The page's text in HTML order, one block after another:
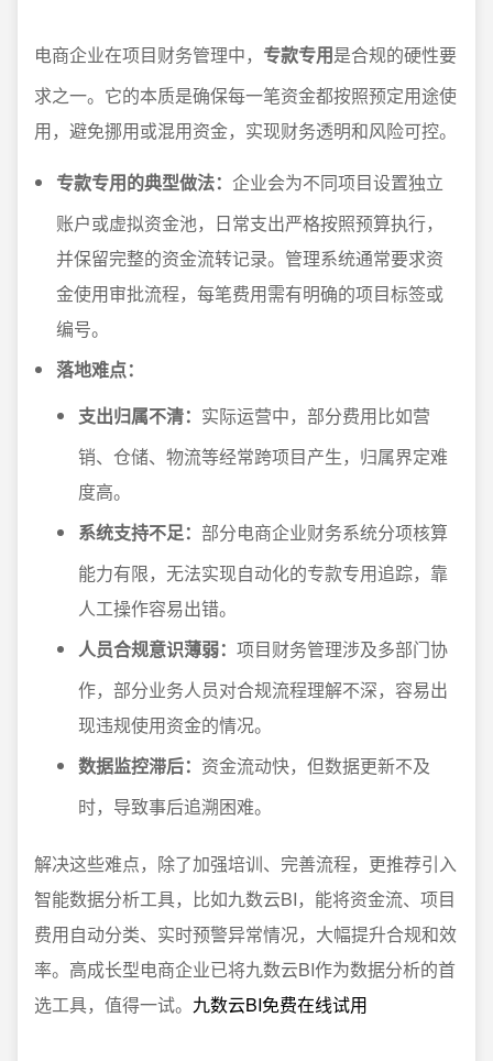
电商企业在项目财务管理中， 专款专用是合规的硬性要
求之一。它的本质是确保每一笔资金都按照预定用途使
用，避免挪用或混用资金，实现财务透明和风险可控。
专款专用的典型做法： 企业会为不同项目设置独立
账户或虚拟资金池，日常支出严格按照预算执行，
并保留完整的资金流转记录。管理系统通常要求资
金使用审批流程，每笔费用需有明确的项目标签或
编号。
落地难点：
支出归属不清： 实际运营中，部分费用比如营
销、仓储、物流等经常跨项目产生，归属界定难
度高。
系统支持不足： 部分电商企业财务系统分项核算
能力有限，无法实现自动化的专款专用追踪，靠
人工操作容易出错。
人员合规意识薄弱： 项目财务管理涉及多部门协
作，部分业务人员对合规流程理解不深，容易出
现违规使用资金的情况。
数据监控滞后： 资金流动快，但数据更新不及
时，导致事后追溯困难。
解决这些难点，除了加强培训、完善流程，更推荐引入
智能数据分析工具，比如九数云BI，能将资金流、项目
费用自动分类、实时预警异常情况，大幅提升合规和效
率。高成长型电商企业已将九数云BI作为数据分析的首
选工具，值得一试。 九数云BI免费在线试用